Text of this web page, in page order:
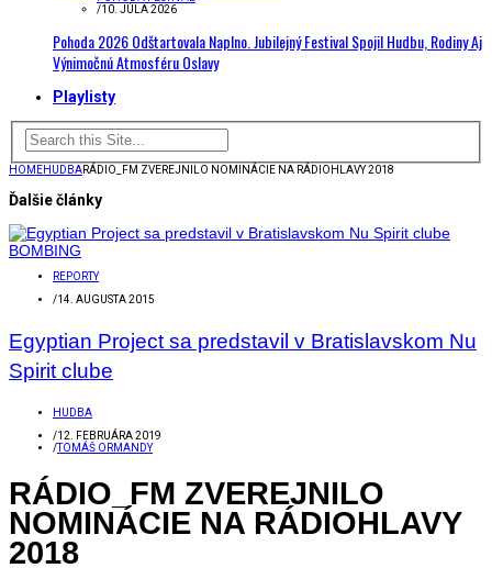
/10. JÚLA 2026
Pohoda 2026 Odštartovala Naplno. Jubilejný Festival Spojil Hudbu, Rodiny Aj
Výnimočnú Atmosféru Oslavy
Playlisty
HOMEHUDBARÁDIO_FM ZVEREJNILO NOMINÁCIE NA RÁDIOHLAVY 2018
Ďalšie články
REPORTY
/14. AUGUSTA 2015
Egyptian Project sa predstavil v Bratislavskom Nu
Spirit clube
HUDBA
/12. FEBRUÁRA 2019
/TOMÁŠ ORMANDY
RÁDIO_FM ZVEREJNILO
NOMINÁCIE NA RÁDIOHLAVY
2018